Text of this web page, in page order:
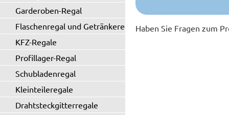
Garderoben-Regal
Flaschenregal und Getränkeregal
KFZ-Regale
Profillager-Regal
Schubladenregal
Kleinteileregale
Drahtsteckgitterregale
Haben Sie Fragen zum